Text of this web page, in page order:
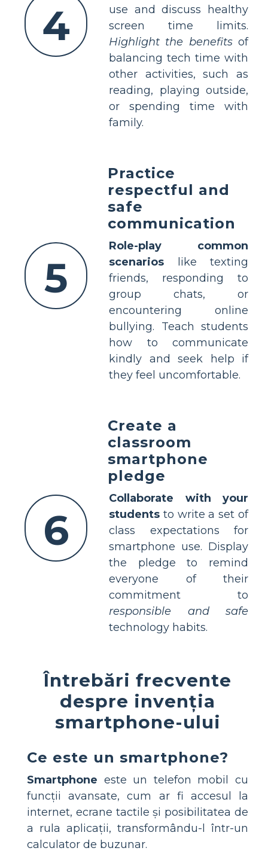
4
use and discuss healthy
screen time limits.
Highlight the benefitsof
balancing tech time with
other activities, such as
reading, playing outside,
or spending time with
family.
5
Practice
respectful and
safe
communication
Role-play common
scenarios like texting
friends, responding to
group chats, or
encountering online
bullying. Teach students
how to communicate
kindly and seek help if
they feel uncomfortable.
6
Create a
classroom
smartphone
pledge
Collaborate with your
students to write a set of
class expectations for
smartphone use. Display
the pledge to remind
everyone of their
commitment to
responsible and safe
technology habits.
Întrebări frecvente
despre invenția
smartphone-ului
Ce este un smartphone?
Smartphone este un telefon mobil cu
funcții avansate, cum ar fi accesul la
internet, ecrane tactile și posibilitatea de
a rula aplicații, transformându-l într-un
calculator de buzunar.